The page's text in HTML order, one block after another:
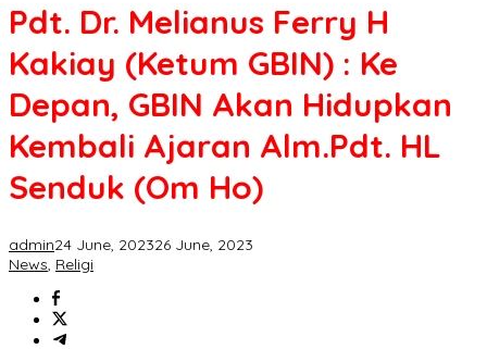
Pdt. Dr. Melianus Ferry H
Kakiay (Ketum GBIN) : Ke
Depan, GBIN Akan Hidupkan
Kembali Ajaran Alm.Pdt. HL
Senduk (Om Ho)
admin24 June, 202326 June, 2023
News, Religi